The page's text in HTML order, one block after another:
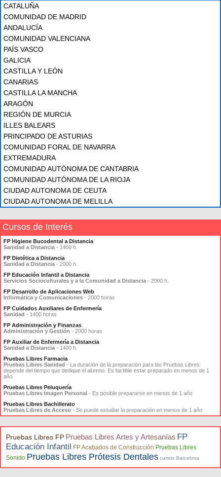
CATALUÑA
COMUNIDAD DE MADRID
ANDALUCÍA
COMUNIDAD VALENCIANA
PAÍS VASCO
GALICIA
CASTILLA Y LEÓN
CANARIAS
CASTILLA LA MANCHA
ARAGÓN
REGIÓN DE MURCIA
ILLES BALEARS
PRINCIPADO DE ASTURIAS
COMUNIDAD FORAL DE NAVARRA
EXTREMADURA
COMUNIDAD AUTÓNOMA DE CANTABRIA
COMUNIDAD AUTÓNOMA DE LA RIOJA
CIUDAD AUTONOMA DE CEUTA
CIUDAD AUTONOMA DE MELILLA
Cursos de Interés
FP Higiene Bucodental a Distancia
Sanidad a Distancia - 1400 h.
FP Dietética a Distancia
Sanidad a Distancia - 2000 h.
FP Educación Infantil a Distancia
Servicios Socioculturales y a la Comunidad a Distancia - 2000 h.
FP Desarrollo de Aplicaciones Web
Informática y Comunicaciones - 2000 horas
FP Cuidados Auxiliares de Enfermería
Sanidad - 1400 horas
FP Administración y Finanzas
Administración y Gestión - 2000 horas
FP Auxiliar de Enfermería a Distancia
Sanidad a Distancia - 1400 h.
Pruebas Libres Farmacia
Pruebas Libres Sanidad - La duración de la preparación para las Pruebas Libres
depende del tiempo que dedique el alumno. Es factible estar preparado en menos de 1
año
Pruebas Libres Peluquería
Pruebas Libres Imagen Personal - Es posible prepararse en menos de 1 año
Pruebas Libres Bachillerato
Pruebas Libres de Acceso - Se puede estudiar la preparación en menos de 1 año
Pruebas Libres FP Pruebas Libres Artes y Artesanías FP
Educación Infantil FP Acabados de Construcción Pruebas Libres
Sonido Pruebas Libres Prótesis Dentales cursos Barcelona